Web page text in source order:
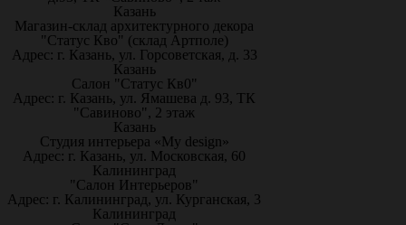
Казань
Магазин-склад архитектурного декора
"Статус Кво" (склад Артполе)
Адрес: г. Казань, ул. Горсоветская, д. 33
Казань
Салон "Статус Кв0"
Адрес: г. Казань, ул. Ямашева д. 93, ТК
"Савиново", 2 этаж
Казань
Студия интерьера «My design»
Адрес: г. Казань, ул. Московская, 60
Калининград
"Салон Интерьеров"
Адрес: г. Калининград, ул. Курганская, 3
Калининград